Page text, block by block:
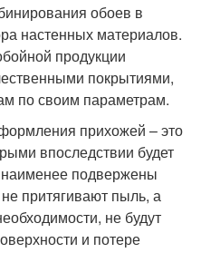
обоев в
настенных материалов.
продукции
покрытиями,
по своим параметрам.
прихожей – это
впоследствии будет
наименее подвержены
притягивают пыль, а
не будут
и потере